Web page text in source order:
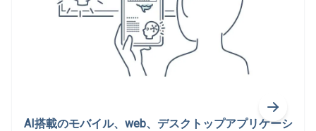
AI搭載のモバイル、web、デスクトップアプリケーシ